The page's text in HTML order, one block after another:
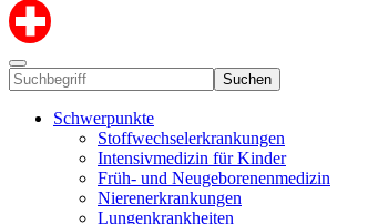
Suchen
Schwerpunkte
Stoffwechselerkrankungen
Intensivmedizin für Kinder
Früh- und Neugeborenenmedizin
Nierenerkrankungen
Lungenkrankheiten